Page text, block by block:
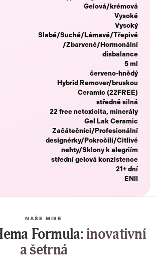
Gelová/krémová
Vysoké
Vysoký
Slabé/Suché/Lámavé/Třepivé
/Zbarvené/Hormonální
disbalance
5 ml
červeno-hnědý
Hybrid Remover/bruskou
Ceramic (22FREE)
středně silná
22 free netoxicita, minerály
Gel Lak Ceramic
Začátečníci/Profesionální
designérky/Pokročilí/Citlivé
nehty/Sklony k alegriím
střední gelová konzistence
21+ dní
ENII
NAŠE MISE
Formula:inovativní
a šetrná